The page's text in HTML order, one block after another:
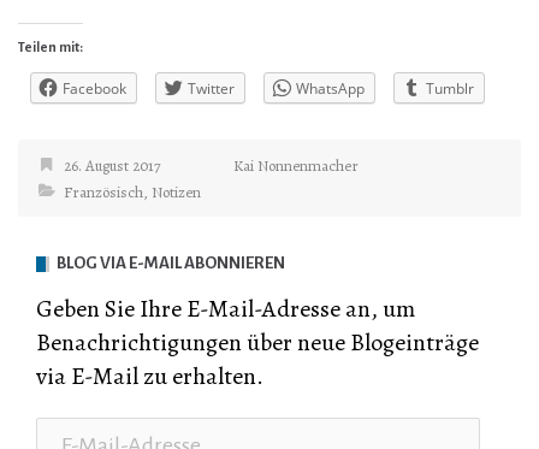
Teilen mit:
Facebook Twitter WhatsApp Tumblr
26. August 2017
Kai Nonnenmacher
Französisch, Notizen
BLOG VIA E-MAIL ABONNIEREN
Geben Sie Ihre E-Mail-Adresse an, um
Benachrichtigungen über neue Blogeinträge
via E-Mail zu erhalten.